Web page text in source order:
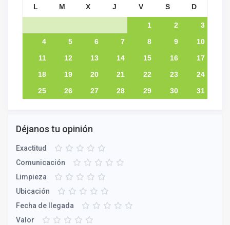
L M X J V S D
1 2
3
4
5 6 7 8 9
10
11
12 13 14 15 16
17
18
19 20 21 22 23
24
25
26 27 28 29 30 31
Déjanos tu opinión
Exactitud
Comunicación
Limpieza
Ubicación
Fecha de llegada
Valor